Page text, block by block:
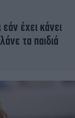
έχει κάνει
τα παιδιά